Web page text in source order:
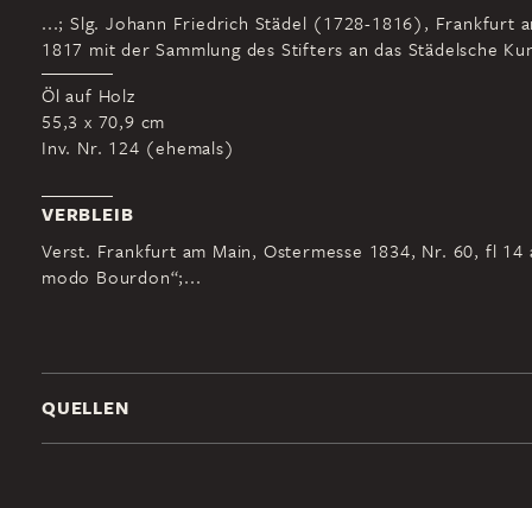
...; Slg. Johann Friedrich Städel (1728-1816), Frankfurt
1817 mit der Sammlung des Stifters an das Städelsche
Öl auf Holz
55,3 x 70,9 cm
Inv. Nr. 124 (ehemals)
VERBLEIB
Verst. Frankfurt am Main, Ostermesse 1834, Nr. 60, fl 14
modo Bourdon“;...
QUELLEN